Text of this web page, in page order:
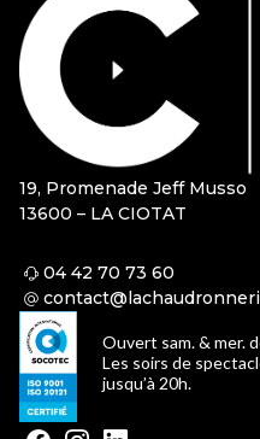
19, Promenade Jeff Musso
13600 – LA CIOTAT
04 42 70 73 60
Ouvert sam. & mer.
Les soirs de
jusqu’à 20h.